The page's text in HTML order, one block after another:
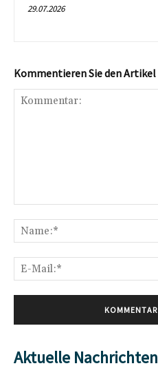
29.07.2026
Kommentieren Sie den Artikel
Aktuelle Nachrichten